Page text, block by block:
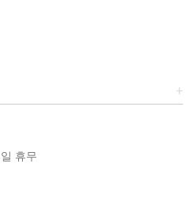
+
휴무